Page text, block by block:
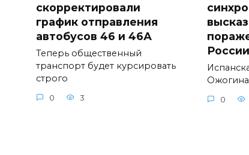
скорректировали
график отправления
автобусов 46 и 46А
Теперь общественный
транспорт будет курсировать
строго
0 3
России
0